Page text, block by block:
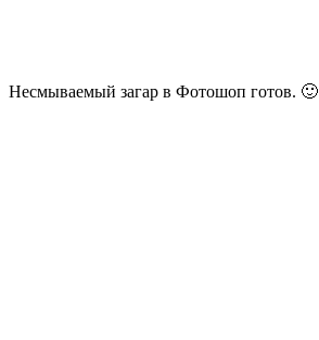
Несмываемый загар в Фотошоп готов. 🙂